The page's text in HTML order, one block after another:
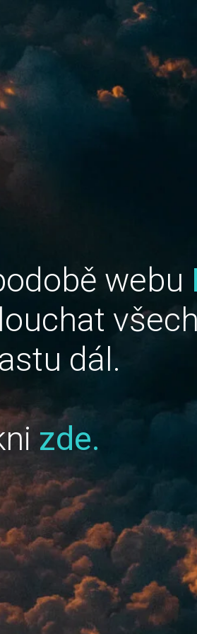
webu
dál.
zde.